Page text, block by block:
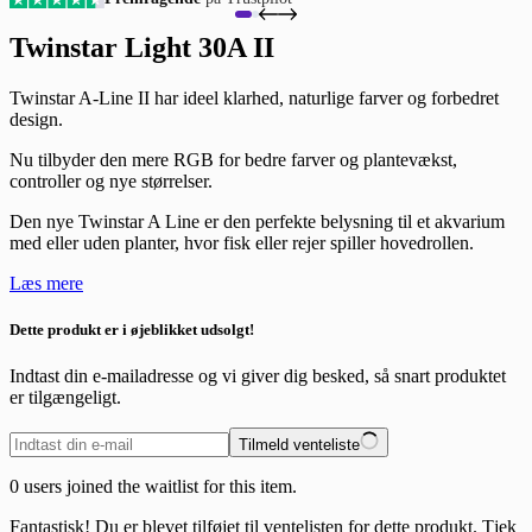
Twinstar Light 30A II
Twinstar A-Line II har ideel klarhed, naturlige farver og forbedret
design.
Nu tilbyder den mere RGB for bedre farver og plantevækst,
controller og nye størrelser.
Den nye Twinstar A Line er den perfekte belysning til et akvarium
med eller uden planter, hvor fisk eller rejer spiller hovedrollen.
Læs mere
Dette produkt er i øjeblikket udsolgt!
Indtast din e-mailadresse og vi giver dig besked, så snart produktet
er tilgængeligt.
Tilmeld venteliste
0 users joined the waitlist for this item.
Fantastisk! Du er blevet tilføjet til ventelisten for dette produkt. Tjek